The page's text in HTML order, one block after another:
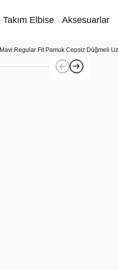
Takım Elbise Aksesuarlar
Mavi Regular Fit Pamuk Cepsiz Düğmeli